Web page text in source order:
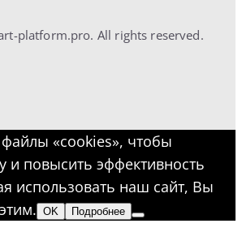
platform.pro. All rights reserved.
«cookies», чтобы
и повысить эффективность
использовать наш сайт, Вы
OK Подробнее